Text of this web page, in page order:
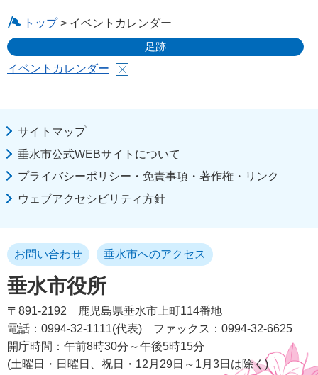
トップ> イベントカレンダー
足跡
イベントカレンダー
サイトマップ
垂水市公式WEBサイトについて
プライバシーポリシー・免責事項・著作権・リンク
ウェブアクセシビリティ方針
垂水市役所
お問い合わせ 垂水市へのアクセス
〒891-2192
鹿児島県垂水市上町114番地
電話：0994-32-1111(代表)
ファックス：0994-32-6625
開庁時間：午前8時30分～午後5時15分
(土曜日・日曜日、祝日・12月29日～1月3日は除く)